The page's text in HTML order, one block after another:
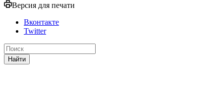
Версия для печати
Вконтакте
Twitter
Найти